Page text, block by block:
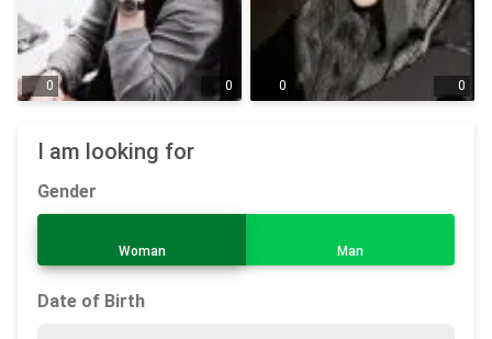
0 0 0 0
I am looking for
Gender
Woman Man
Date of Birth